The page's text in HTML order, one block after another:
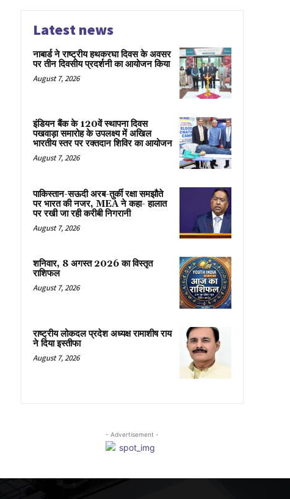
Latest news
नाबार्ड ने राष्ट्रीय हथकरघा दिवस के अवसर
पर तीन दिवसीय प्रदर्शनी का आयोजन किया
August 7, 2026
इंडियन बैंक के 120वें स्थापना दिवस
पखवाड़ा समारोह के उपलक्ष्य में अखिल
भारतीय स्तर पर रक्तदान शिविर का आयोजन
August 7, 2026
पाकिस्तान-सऊदी अरब-तुर्की रक्षा समझौते
पर भारत की नजर, MEA ने कहा- हालात
पर रखी जा रही करीबी निगरानी
August 7, 2026
शनिवार, 8 अगस्त 2026 का विस्तृत
राशिफल
August 7, 2026
राष्ट्रीय लोकदल प्रदेश अध्यक्ष रामाशीष राय
ने दिया इस्तीफा
August 7, 2026
- Advertisement -